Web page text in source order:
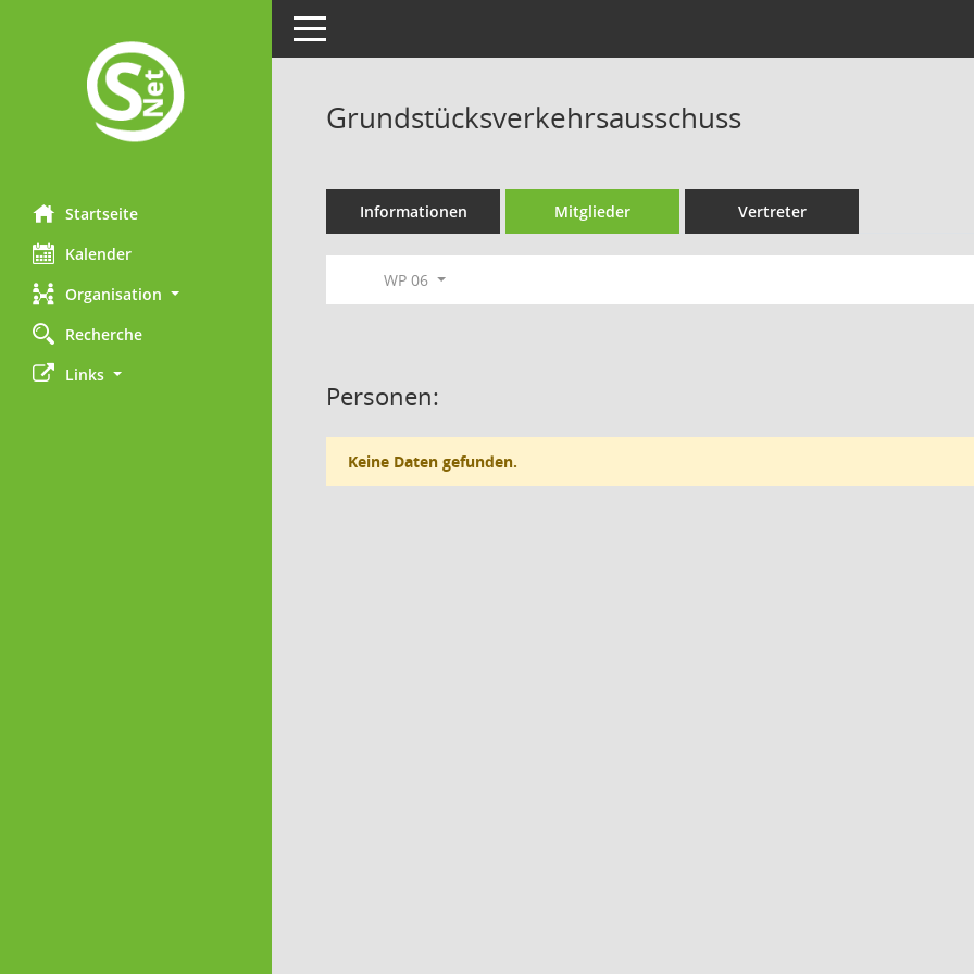
Startseite
Kalender
Organisation
Recherche
Links
Toggle navigation
Grundstücksverkehrsausschuss
Informationen Mitglieder Vertreter
WP 06
Personen:
Keine Daten gefunden.